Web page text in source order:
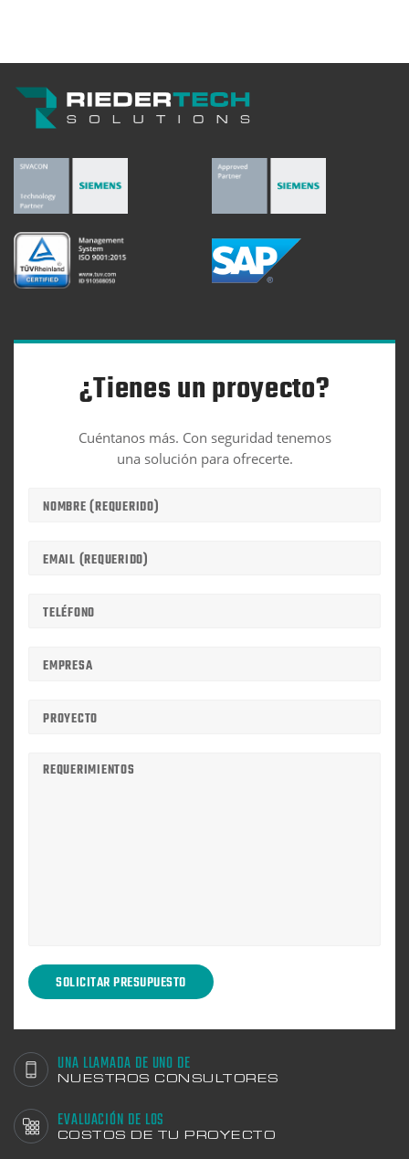
¿Tienes un proyecto?
Cuéntanos más. Con seguridad tenemos
una solución para ofrecerte.
UNA LLAMADA DE UNO DE
NUESTROS CONSULTORES
EVALUACIÓN DE LOS
COSTOS DE TU PROYECTO